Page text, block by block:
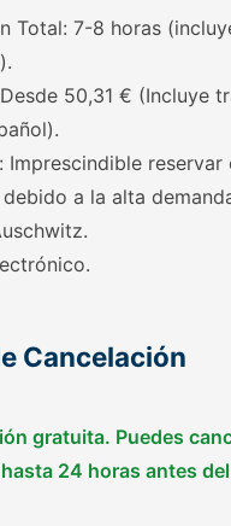
Total: 7-8 horas
50,31 € (Incluye
Imprescindible reservar
a la alta
Cancelación
gratuita. Puedes
24 horas antes